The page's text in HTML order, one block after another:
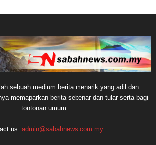
sebuah medium berita menarik yang adil dan
memaparkan berita sebenar dan tular serta bagi
tontonan umum.
us: admin@sabahnews.com.my